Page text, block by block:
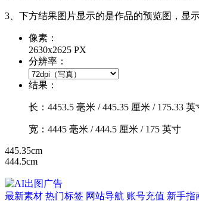
3、下方结果图片显示的是作品的预览图，显
像素：
2630x2625 PX
分辨率：
结果：
长： 4453.5 毫米 /445.35 厘米 / 175.33 英
宽： 4445 毫米 /444.5 厘米 / 175 英寸
445.35cm
444.5cm
最新素材 热门标签 网站导航 账号充值 新手指